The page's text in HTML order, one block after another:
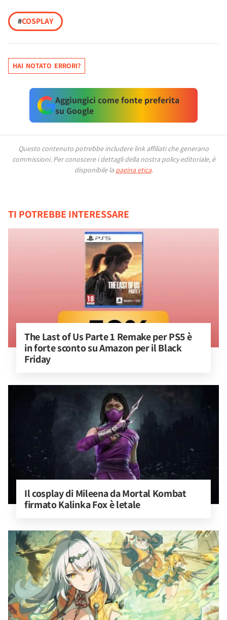
#COSPLAY
HAI NOTATO ERRORI?
Aggiungici come fonte preferita
su Google
Questo contenuto potrebbe includere link affiliati che generano
commissioni. Per conoscere i dettagli della nostra policy editoriale, è
disponibile la pagina etica.
TI POTREBBE INTERESSARE
The Last of Us Parte 1 Remake per PS5 è
in forte sconto su Amazon per il Black
Friday
Il cosplay di Mileena da Mortal Kombat
firmato Kalinka Fox è letale